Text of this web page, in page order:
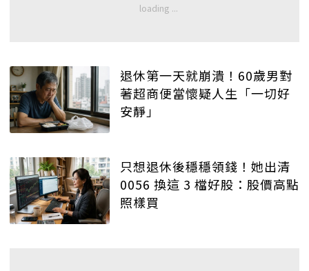
退休第一天就崩潰！60歲男對
著超商便當懷疑人生「一切好
安靜」
只想退休後穩穩領錢！她出清
0056 換這 3 檔好股：股價高點
照樣買